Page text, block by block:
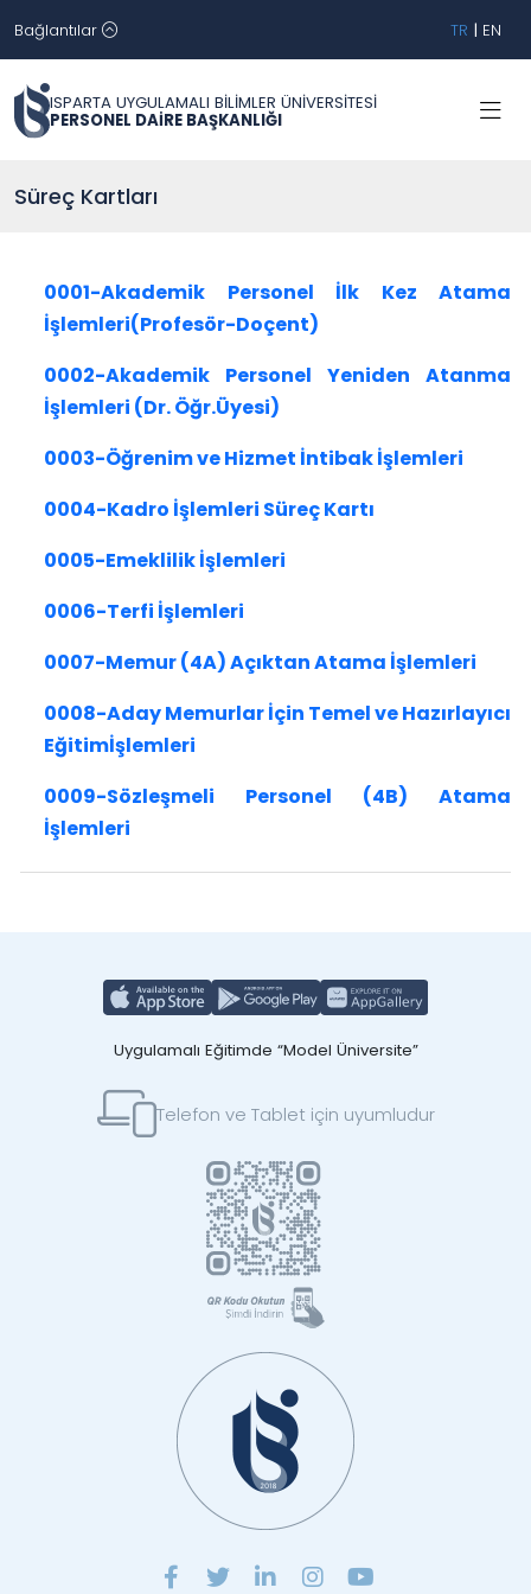
Bağlantılar TR | EN
ISPARTA UYGULAMALI BİLİMLER ÜNİVERSİTESİ
PERSONEL DAİRE BAŞKANLIĞI
Süreç Kartları
0001-Akademik Personel İlk Kez Atama
İşlemleri(Profesör-Doçent)
0002-Akademik Personel Yeniden Atanma
İşlemleri (Dr. Öğr.Üyesi)
0003-Öğrenim ve Hizmet İntibak İşlemleri
0004-Kadro İşlemleri Süreç Kartı
0005-Emeklilik İşlemleri
0006-Terfi İşlemleri
0007-Memur (4A) Açıktan Atama İşlemleri
0008-Aday Memurlar İçin Temel ve Hazırlayıcı
Eğitimİşlemleri
0009-Sözleşmeli Personel (4B) Atama
İşlemleri
Uygulamalı Eğitimde “Model Üniversite”
Telefon ve Tablet için uyumludur